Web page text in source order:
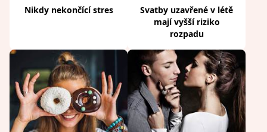
Nikdy nekončící stres
Svatby uzavřené v létě
mají vyšší riziko
rozpadu